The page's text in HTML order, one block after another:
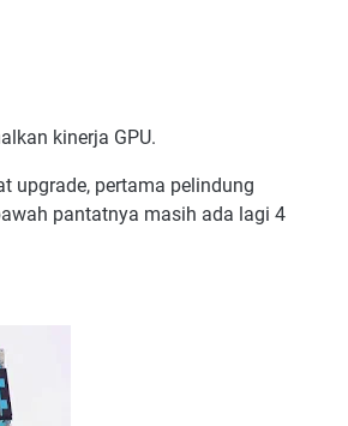
kinerja GPU.
upgrade, pertama pelindung
pantatnya masih ada lagi 4